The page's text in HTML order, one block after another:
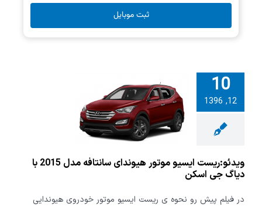
10
12, 1396
ایسیو
هیوندای
جی اسکن
ویدئو:ریست ایسیو موتور هیوندای سانتافه مدل 2015 با
دیاگ جی اسکن
در فیلم پیش رو نحوه ی ریست ایسیو موتور خودروی هیوندایی
ثبت موبایل